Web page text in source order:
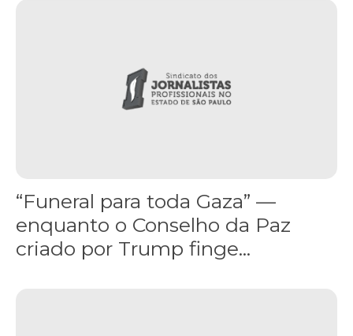
“Funeral para toda Gaza” —
enquanto o Conselho da Paz
criado por Trump finge...